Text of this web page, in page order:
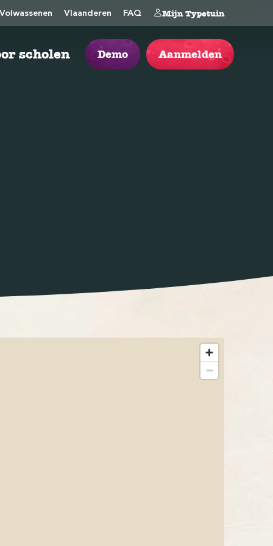
Volwassenen Vlaanderen FAQ Mijn Typetuin
scholen Demo Aanmelden